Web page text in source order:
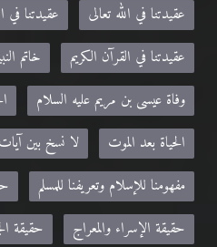
عقيدتنا في الله تعالى
عقيدتنا في
عقيدتنا في القرآن الكريم
خاتم
وفاة عيسى بن مريم عليه السلام
الحياة بعد الموت
لا نسخ بين
مفهومنا للإسلام وتعريفنا للمسلم
حقيقة الإسراء والمعراج
حقيقة